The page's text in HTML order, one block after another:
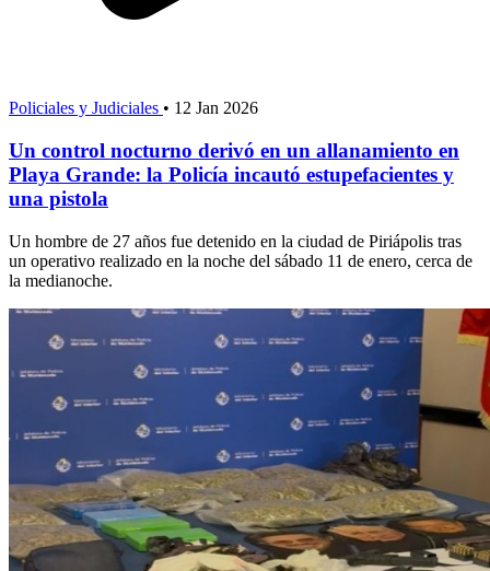
Policiales y Judiciales • 12 Jan 2026
Un control nocturno derivó en un allanamiento en
Playa Grande: la Policía incautó estupefacientes y
una pistola
Un hombre de 27 años fue detenido en la ciudad de Piriápolis tras
un operativo realizado en la noche del sábado 11 de enero, cerca de
la medianoche.